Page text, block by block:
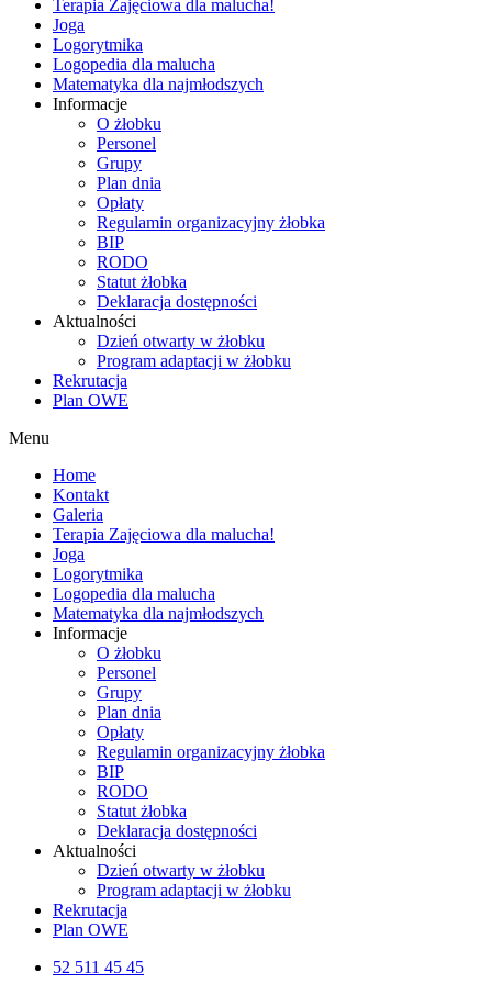
Terapia Zajęciowa dla malucha!
Joga
Logorytmika
Logopedia dla malucha
Matematyka dla najmłodszych
Informacje
O żłobku
Personel
Grupy
Plan dnia
Opłaty
Regulamin organizacyjny żłobka
BIP
RODO
Statut żłobka
Deklaracja dostępności
Aktualności
Dzień otwarty w żłobku
Program adaptacji w żłobku
Rekrutacja
Plan OWE
Menu
Home
Kontakt
Galeria
Terapia Zajęciowa dla malucha!
Joga
Logorytmika
Logopedia dla malucha
Matematyka dla najmłodszych
Informacje
O żłobku
Personel
Grupy
Plan dnia
Opłaty
Regulamin organizacyjny żłobka
BIP
RODO
Statut żłobka
Deklaracja dostępności
Aktualności
Dzień otwarty w żłobku
Program adaptacji w żłobku
Rekrutacja
Plan OWE
52 511 45 45